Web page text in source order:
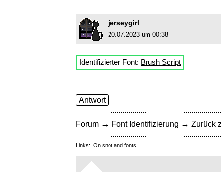
jerseygirl
20.07.2023 um 00:38
Identifizierter Font: Brush Script
Antwort
Forum → Font Identifizierung → Zurück
Links: On snot and fonts